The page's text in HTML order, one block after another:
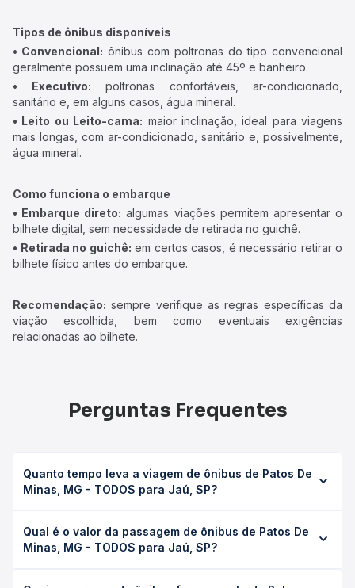
Tipos de ônibus disponíveis
• Convencional: ônibus com poltronas do tipo convencional
geralmente possuem uma inclinação até 45º e banheiro.
• Executivo: poltronas confortáveis, ar-condicionado,
sanitário e, em alguns casos, água mineral.
• Leito ou Leito-cama: maior inclinação, ideal para viagens
mais longas, com ar-condicionado, sanitário e, possivelmente,
água mineral.
Como funciona o embarque
• Embarque direto: algumas viações permitem apresentar o
bilhete digital, sem necessidade de retirada no guichê.
• Retirada no guichê: em certos casos, é necessário retirar o
bilhete físico antes do embarque.
Recomendação: sempre verifique as regras específicas da
viação escolhida, bem como eventuais exigências
relacionadas ao bilhete.
Perguntas Frequentes
Quanto tempo leva a viagem de ônibus de Patos De
Minas, MG - TODOS para Jaú, SP?
Jaú, SP leva em média 16h 40min, podendo variar
conforme a viação, o tipo de serviço (convencional,
Qual é o valor da passagem de ônibus de Patos De
Minas, MG - TODOS para Jaú, SP?